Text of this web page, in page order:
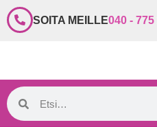
SOITA MEILLE040 - 775